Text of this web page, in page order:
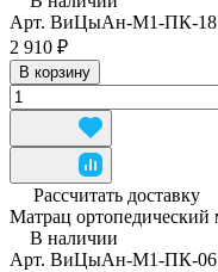
Арт. ВиЦыАн-М1-ПК-18
2 910 ₽
В корзину
Рассчитать доставку
Матрац
В наличии
Арт. ВиЦыАн-М1-ПК-06